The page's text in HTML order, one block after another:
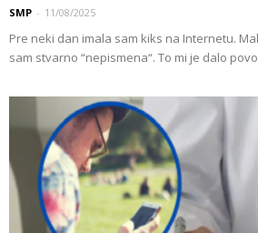
SMP - 11/08/2025
Pre neki dan imala sam kiks na Internetu.
sam stvarno “nepismena“. To mi je dalo